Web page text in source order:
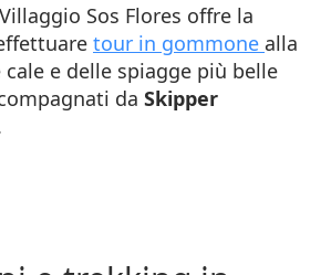
Sos Flores offre la
tour in gommone alla
e delle spiagge più belle
da Skipper